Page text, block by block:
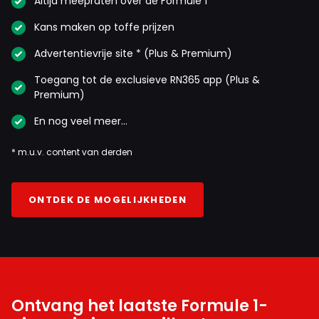
28 september 2025 15:49
Ja Georgie was een grote jongen. Hij heeft maar een paar
keer gehuild! Netjes hoor👍🏻
Jan Alberts
Russel is geen pannenkoek. Goede coureur maar een
ontiegelijke l.l
RoBoRacer
Kans maken op toffe prijzen
Advertentievrije site * (Plus & Premium)
Toegang tot de exclusieve RN365 app (Plus &
Premium)
En nog veel meer…
* m.u.v. content van derden
ONTDEK DE MOGELIJKHEDEN
Ontvang het laatste Formule 1-